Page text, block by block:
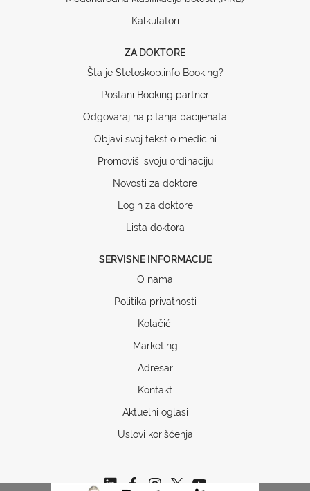
Kalkulatori
ZA DOKTORE
Šta je Stetoskop.info Booking?
Postani Booking partner
Odgovaraj na pitanja pacijenata
Objavi svoj tekst o medicini
Promoviši svoju ordinaciju
Novosti za doktore
Login za doktore
Lista doktora
SERVISNE INFORMACIJE
O nama
Politika privatnosti
Kolačići
Marketing
Adresar
Kontakt
Aktuelni oglasi
Uslovi korišćenja